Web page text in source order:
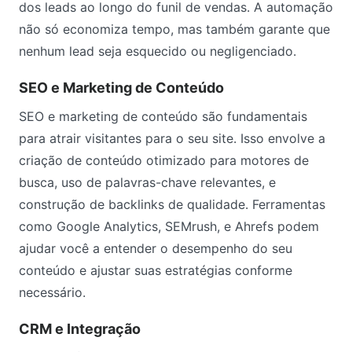
dos leads ao longo do funil de vendas. A automação
não só economiza tempo, mas também garante que
nenhum lead seja esquecido ou negligenciado.
SEO e Marketing de Conteúdo
SEO e marketing de conteúdo são fundamentais
para atrair visitantes para o seu site. Isso envolve a
criação de conteúdo otimizado para motores de
busca, uso de palavras-chave relevantes, e
construção de backlinks de qualidade. Ferramentas
como Google Analytics, SEMrush, e Ahrefs podem
ajudar você a entender o desempenho do seu
conteúdo e ajustar suas estratégias conforme
necessário.
CRM e Integração